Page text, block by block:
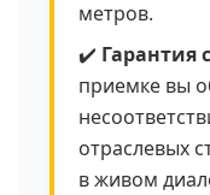
метров.
✔️ Гарантия
приемке вы
отраслевых
в живом